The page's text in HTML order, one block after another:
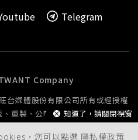
，您可以點選 隱私權政策
知道了，請關閉視窗
Telegram
Company
台媒體股份有限公司所有或經授權
重製、公開播送或公開傳輸。